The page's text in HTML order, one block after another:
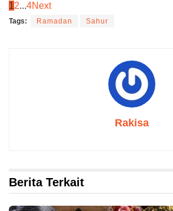
12...4Next
Tags: Ramadan Sahur
Rakisa
Berita Terkait